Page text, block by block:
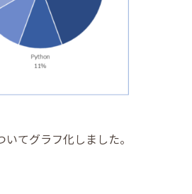
てグラフ化しました。